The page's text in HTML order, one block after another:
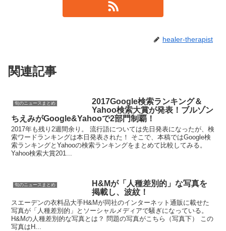
healer-therapist
関連記事
旬のニュースまとめ
2017Google検索ランキング＆
Yahoo検索大賞が発表！ブルゾン
ちえみがGoogle&Yahooで2部門制覇！
2017年も残り2週間余り。 流行語については先日発表になったが、検
索ワードランキングは本日発表された！ そこで、本稿ではGoogle検
索ランキングとYahooの検索ランキングをまとめて比較してみる。
Yahoo検索大賞201...
旬のニュースまとめ
H&Mが「人種差別的」な写真を
掲載し、波紋！
スエーデンの衣料品大手H&Mが同社のインターネット通販に載せた
写真が「人種差別的」とソーシャルメディアで騒ぎになっている。
H&Mの人種差別的な写真とは？ 問題の写真がこちら（写真下） この
写真はH...